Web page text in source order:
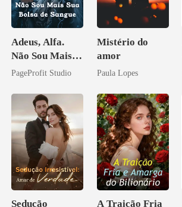
Adeus, Alfa.
Não Sou Mais
Sua Bolsa de
PageProfit Studio
Mistério do
amor
Paula Lopes
Sedução
A Traição Fria